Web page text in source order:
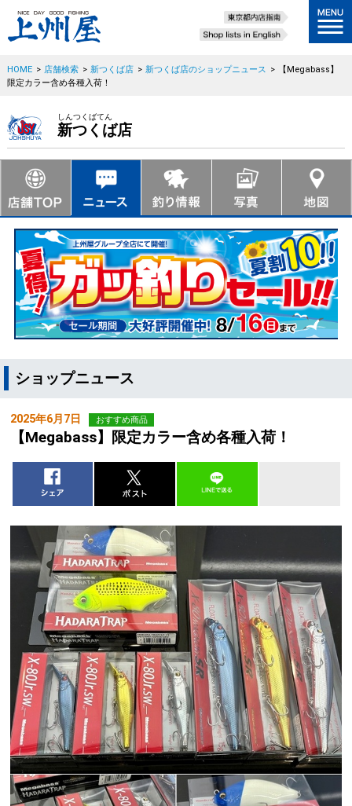
HOME > 店舗検索 > 新つくば店 > 新つくば店のショップニュース >
【Megabass】
限定カラー含め各種入荷！
しんつくばてん
新つくば店
ショップニュース
2025年6月7日 おすすめ商品
【Megabass】限定カラー含め各種入荷！